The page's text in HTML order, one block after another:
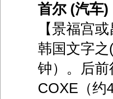
首尔 (汽车)
【景福宫
韩国文字
钟）。后
COXE（约